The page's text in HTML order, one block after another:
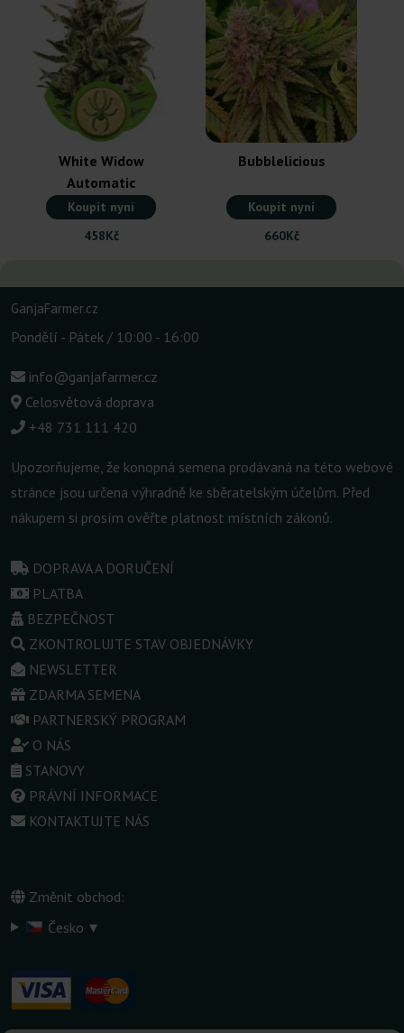
White Widow
Automatic
Koupit nyní
458Kč
Bubblelicious
Koupit nyní
660Kč
GanjaFarmer.cz
Pondělí - Pátek / 10:00 - 16:00
info@ganjafarmer.cz
Celosvětová doprava
+48 731 111 420
Upozorňujeme, že konopná semena prodávaná na této webové
stránce jsou určena výhradně ke sběratelským účelům. Před
nákupem si prosím ověřte platnost místních zákonů.
DOPRAVA A DORUČENÍ
PLATBA
BEZPEČNOST
ZKONTROLUJTE STAV OBJEDNÁVKY
NEWSLETTER
ZDARMA SEMENA
PARTNERSKÝ PROGRAM
O NÁS
STANOVY
PRÁVNÍ INFORMACE
KONTAKTUJTE NÁS
Změnit obchod:
Česko ▾